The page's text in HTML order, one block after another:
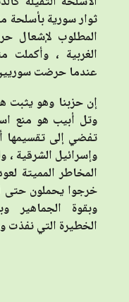
ثوار سورية
المطلوب لإشعال
الغربية ، وأكملت
عندما حرضت
إن حزبنا وهو يثبت
وتل أبيب هو منع
تفضي إلى تقسيمها
وإسرائيل الشرقية ،
المخاطر المميتة
خرجوا يحملون حتى
وبقوة الجماهير
الخطيرة التي نفذت